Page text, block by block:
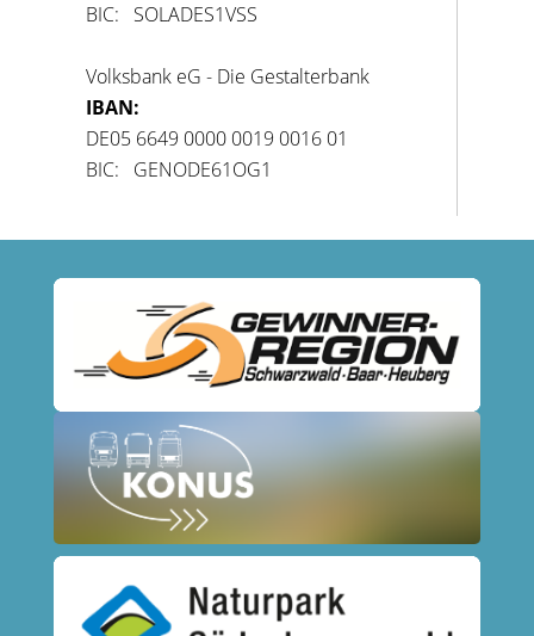
BIC: SOLADES1VSS
Volksbank eG - Die Gestalterbank
IBAN:
DE05 6649 0000 0019 0016 01
BIC: GENODE61OG1